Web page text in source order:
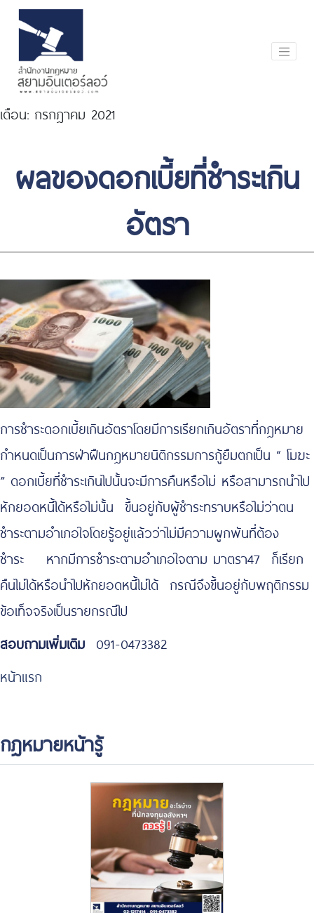
เดือน: กรกฎาคม 2021
ผลของดอกเบี้ยที่ชำระเกิน
อัตรา
การชำระดอกเบี้ยเกินอัตราโดยมีการเรียกเกินอัตราที่กฎหมาย
กำหนดเป็นการฝ่าฝืนกฎหมายนิติกรรมการกู้ยืมตกเป็น “ โมฆะ
” ดอกเบี้ยที่ชำระเกินไปนั้นจะมีการคืนหรือไม่ หรือสามารถนำไป
หักยอดหนี้ได้หรือไม่นั้น ขึ้นอยู่กับผู้ชำระทราบหรือไม่ว่าตน
ชำระตามอำเภอใจโดยรู้อยู่แล้วว่าไม่มีความผูกพันที่ต้อง
ชำระ หากมีการชำระตามอำเภอใจตาม มาตรา47 ก็เรียก
คืนไม่ได้หรือนำไปหักยอดหนี้ไม่ได้ กรณีจึงขึ้นอยู่กับพฤติกรรม
ข้อเท็จจริงเป็นรายกรณีไป
สอบถามเพิ่มเติม 091-0473382
หน้าแรก
กฎหมายหน้ารู้